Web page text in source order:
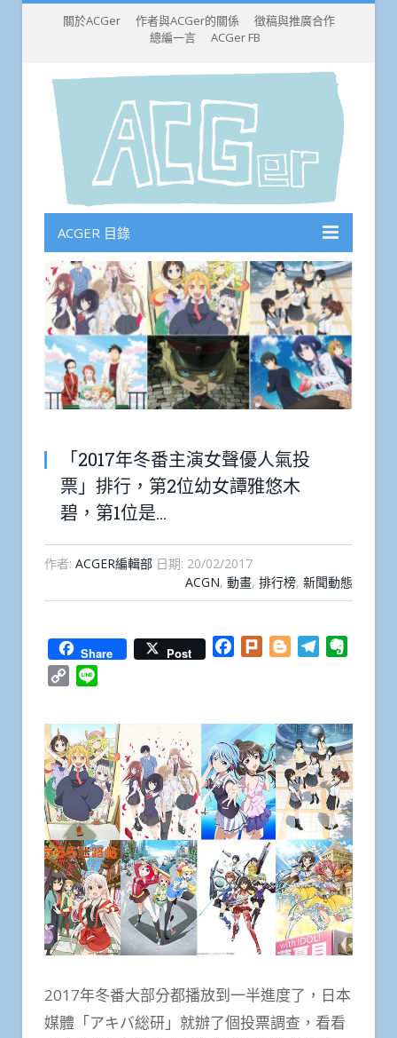
關於ACGer 作者與ACGer的關係
徵稿與推廣合作
總編一言
ACGer FB
ACGER 目錄
「2017年冬番主演女聲優人氣投
票」排行，第2位幼女譚雅悠木
碧，第1位是…
作者: ACGER編輯部 日期: 20/02/2017
ACGN, 動畫, 排行榜, 新聞動態
Share Post Facebook
Plurk BloggerTelegram
Copy
2017年冬番大部分都播放到一半進度了，日本
媒體「アキバ総研」就辦了個投票調查，看看